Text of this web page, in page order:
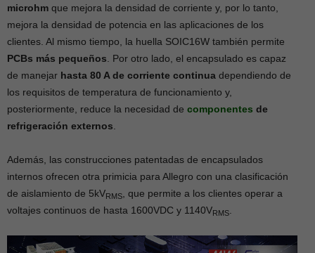
microhm que mejora la densidad de corriente y, por lo tanto,
mejora la densidad de potencia en las aplicaciones de los
clientes. Al mismo tiempo, la huella SOIC16W también permite
PCBs más pequeños . Por otro lado, el encapsulado es capaz
de manejar hasta 80 A de corriente continua dependiendo de
los requisitos de temperatura de funcionamiento y,
posteriormente, reduce la necesidad de componentes de
refrigeración externos
Además, las construcciones patentadas de encapsulados
internos ofrecen otra primicia para Allegro con una clasificación
de aislamiento de 5kVRMS
, que permite a los clientes operar a
voltajes continuos de hasta 1600VDC y 1140VRMS